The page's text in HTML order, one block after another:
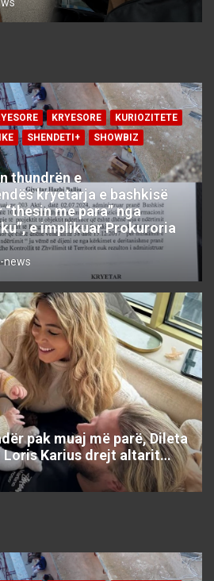
KRYESORE
KURIOZITETE
SHENDETI+
SHOWBIZ
thundrën e
kryetarja e bashkisë
me para” nga
e implikuar Prokuroria
news
pak muaj më parë, Dileta
Loris Karius drejt altarit…